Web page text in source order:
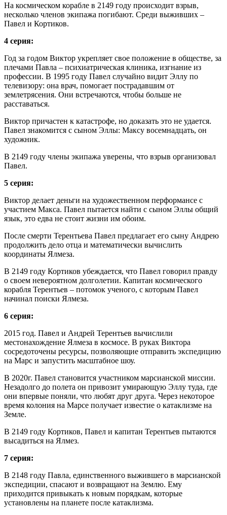
На космическом корабле в 2149 году происходит взрыв,
несколько членов экипажа погибают. Среди выживших –
Павел и Кортиков.
4 серия:
Год за годом Виктор укрепляет свое положение в обществе, за
плечами Павла – психиатрическая клиника, изгнание из
профессии. В 1995 году Павел случайно видит Эллу по
телевизору: она врач, помогает пострадавшим от
землетрясения. Они встречаются, чтобы больше не
расставаться.
Виктор причастен к катастрофе, но доказать это не удается.
Павел знакомится с сыном Эллы: Максу восемнадцать, он
художник.
В 2149 году члены экипажа уверены, что взрыв организовал
Павел.
5 серия:
Виктор делает деньги на художественном перформансе с
участием Макса. Павел пытается найти с сыном Эллы общий
язык, это едва не стоит жизни им обоим.
После смерти Терентьева Павел предлагает его сыну Андрею
продолжить дело отца и математически вычислить
координаты Ялмеза.
В 2149 году Кортиков убеждается, что Павел говорил правду
о своем невероятном долголетии. Капитан космического
корабля Терентьев – потомок ученого, с которым Павел
начинал поиски Ялмеза.
6 серия:
2015 год. Павел и Андрей Терентьев вычислили
местонахождение Ялмеза в космосе. В руках Виктора
сосредоточены ресурсы, позволяющие отправить экспедицию
на Марс и запустить масштабное шоу.
В 2020г. Павел становится участником марсианской миссии.
Незадолго до полета он привозит умирающую Эллу туда, где
они впервые поняли, что любят друг друга. Через некоторое
время колония на Марсе получает известие о катаклизме на
Земле.
В 2149 году Кортиков, Павел и капитан Терентьев пытаются
высадиться на Ялмез.
7 серия:
В 2148 году Павла, единственного выжившего в марсианской
экспедиции, спасают и возвращают на Землю. Ему
приходится привыкать к новым порядкам, которые
установлены на планете после катаклизма.